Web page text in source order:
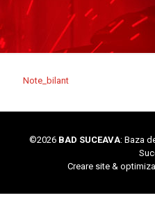
Note_bilant
©2026 BAD SUCEAVA: Baza
Creare site &